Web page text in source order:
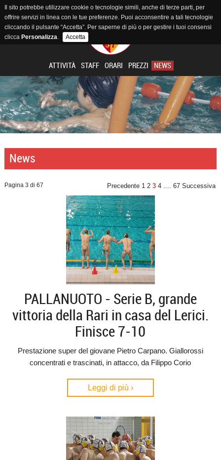
ATTIVITÀ STAFF ORARI PREZZI NEWS
News
Pagina 3 di 67 Precedente 1 2 3 4 .... 67 Successiva
PALLANUOTO - Serie B, grande
vittoria della Rari in casa del Lerici.
Finisce 7-10
Prestazione super del giovane Pietro Carpano. Giallorossi
concentrati e trascinati, in attacco, da Filippo Corio
Leggi di più ›
Il sito potrebbe utilizzare cookie o tecnologie simili, anche di terze parti, per
offrire servizi in linea con le tue preferenze. Puoi acconsentire a tali tecnologie
cliccando il pulsante “Accetta”. Per saperne di più o per gestire i tuoi consensi
clicca Personalizza. Accetta